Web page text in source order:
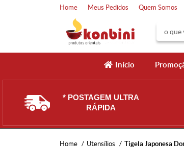
Home Meus Pedidos Quem Somos
Início
* POSTAGEM ULTRA
RÁPIDA
Home Utensílios Tigela Japonesa